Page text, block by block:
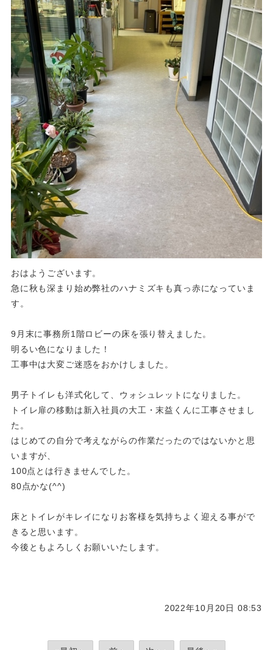
おはようございます。
急に秋も深まり始め弊社のハナミズキも真っ赤になっていま
す。
9月末に事務所1階ロビーの床を張り替えました。
明るい色になりました！
工事中は大変ご迷惑をおかけしました。
男子トイレも洋式化して、ウォシュレットになりました。
トイレ扉の移動は新入社員の大工・末益くんに工事させまし
た。
はじめての自分で考えながらの作業だったのではないかと思
いますが、
100点とは行きませんでした。
80点かな(^^)
床とトイレがキレイになりお客様を気持ちよく迎える事がで
きると思います。
今後ともよろしくお願いいたします。
2022年10月20日 08:53